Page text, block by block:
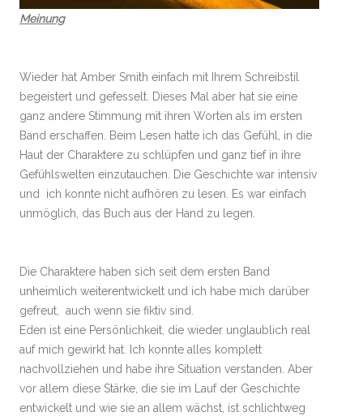
Meinung
Wieder hat Amber Smith einfach mit Ihrem Schreibstil
begeistert und gefesselt. Dieses Mal aber hat sie eine
ganz andere Stimmung mit ihren Worten als im ersten
Band erschaffen. Beim Lesen hatte ich das Gefühl, in die
Haut der Charaktere zu schlüpfen und ganz tief in ihre
Gefühlswelten einzutauchen. Die Geschichte war intensiv
und ich konnte nicht aufhören zu lesen. Es war einfach
unmöglich, das Buch aus der Hand zu legen.
Die Charaktere haben sich seit dem ersten Band
unheimlich weiterentwickelt und ich habe mich darüber
gefreut, auch wenn sie fiktiv sind.
Eden ist eine Persönlichkeit, die wieder unglaublich real
auf mich gewirkt hat. Ich konnte alles komplett
nachvollziehen und habe ihre Situation verstanden. Aber
vor allem diese Stärke, die sie im Lauf der Geschichte
entwickelt und wie sie an allem wächst, ist schlichtweg